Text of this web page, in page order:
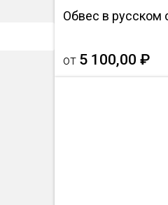
Обвес в русском
от 5 100,00 ₽